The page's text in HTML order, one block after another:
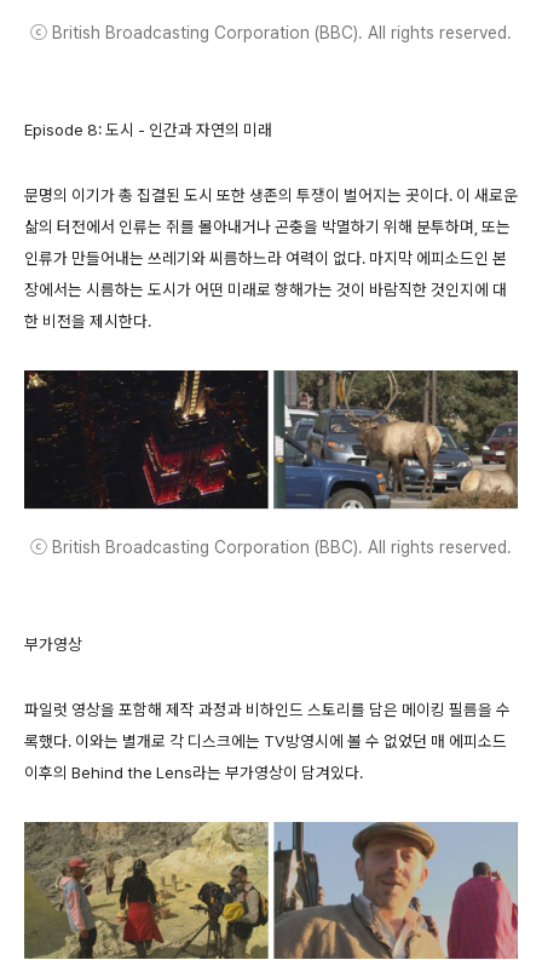
ⓒ British Broadcasting Corporation (BBC). All rights reserved.
Episode 8: 도시 - 인간과 자연의 미래
문명의 이기가 총 집결된 도시 또한 생존의 투쟁이 벌어지는 곳이다. 이 새로운
삶의 터전에서 인류는 쥐를 몰아내거나 곤충을 박멸하기 위해 분투하며, 또는
인류가 만들어내는 쓰레기와 씨름하느라 여력이 없다. 마지막 에피소드인 본
장에서는 시름하는 도시가 어떤 미래로 향해가는 것이 바람직한 것인지에 대
한 비전을 제시한다.
ⓒ British Broadcasting Corporation (BBC). All rights reserved.
부가영상
파일럿 영상을 포함해 제작 과정과 비하인드 스토리를 담은 메이킹 필름을 수
록했다. 이와는 별개로 각 디스크에는 TV방영시에 볼 수 없었던 매 에피소드
이후의 Behind the Lens라는 부가영상이 담겨있다.